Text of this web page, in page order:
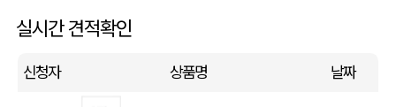
실시간 견적확인
신청자 상품명 날짜
윤OO
송OO 08-07